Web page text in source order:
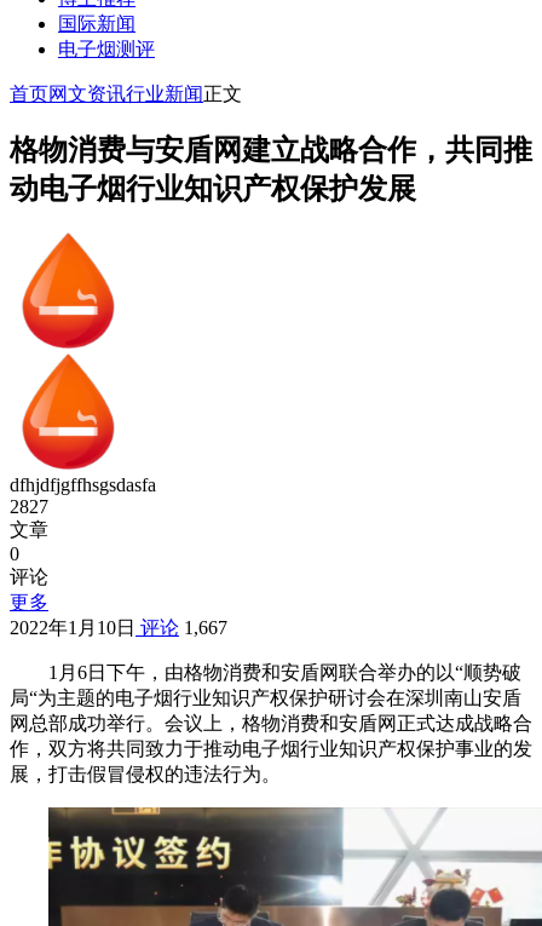
国际新闻
电子烟测评
首页网文资讯行业新闻正文
格物消费与安盾网建立战略合作，共同推
动电子烟行业知识产权保护发展
dfhjdfjgffhsgsdasfa
2827
文章
0
评论
更多
2022年1月10日 评论 1,667
1月6日下午，由格物消费和安盾网联合举办的以“顺势破
局“为主题的电子烟行业知识产权保护研讨会在深圳南山安盾
网总部成功举行。会议上，格物消费和安盾网正式达成战略合
作，双方将共同致力于推动电子烟行业知识产权保护事业的发
展，打击假冒侵权的违法行为。